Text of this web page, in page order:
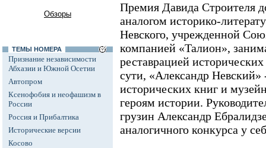
Обзоры
ТЕМЫ НОМЕРА
Признание независимости
Абхазии и Южной Осетии
Автопром
Ксенофобия и неофашизм в
России
Россия и Прибалтика
Исторические версии
Косово
Премия Давида Строителя
аналогом историко-
Невского, учрежденной
компанией «Талион»,
реставрацией
сути, «Александр
исторических книг и
героям истории.
грузин Александр
аналогичного конкурса у